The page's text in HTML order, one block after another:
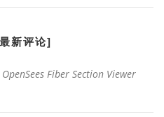
新评论]
Fiber Section Viewer